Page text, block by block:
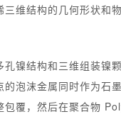
维结构的几何形状和
镍结构和三维组装
泡沫金属同时作为
包覆，然后在聚合物